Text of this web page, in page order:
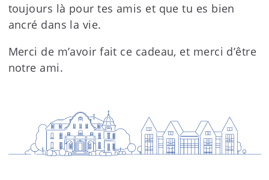
toujours là pour tes amis et que tu es bien
ancré dans la vie.
Merci de m’avoir fait ce cadeau, et merci d’être
notre ami.